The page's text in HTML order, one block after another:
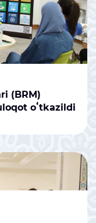
(BRM)
oʻtkazildi